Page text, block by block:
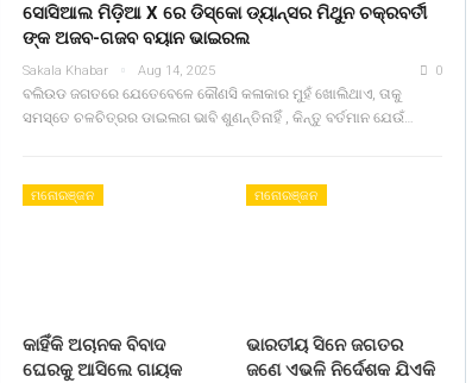
ସୋସିଆଲ ମିଡ଼ିଆ X ରେ ଡିସ୍କୋ ଡ୍ୟାନ୍ସର ମିଥୁନ ଚକ୍ରବର୍ତୀ
ଙ୍କ ଅଜବ-ଗଜବ ବୟାନ ଭାଇରଲ
Sakala Khabar Aug 14, 2025 0
ବଲିଉଡ ଜଗତରେ ଯେତେବେଳେ କୌଣସି କଳାକାର ମୁହଁ ଖୋଲିଥାଏ, ତାକୁ
ସମସ୍ତେ ଚଳଚିତ୍ରର ଡାଇଲଗ ଭାବି ଶୁଣନ୍ତିନାହିଁ , କିନ୍ତୁ ବର୍ତମାନ ଯେଉଁ…
ମନୋରଞ୍ଜନ
କାହିଁକି ଅଚାନକ ବିବାଦ
ଘେରକୁ ଆସିଲେ ଗାୟକ
ମନୋରଞ୍ଜନ
ଭାରତୀୟ ସିନେ ଜଗତର
ଜଣେ ଏଭଳି ନିର୍ଦେଶକ ଯିଏକି